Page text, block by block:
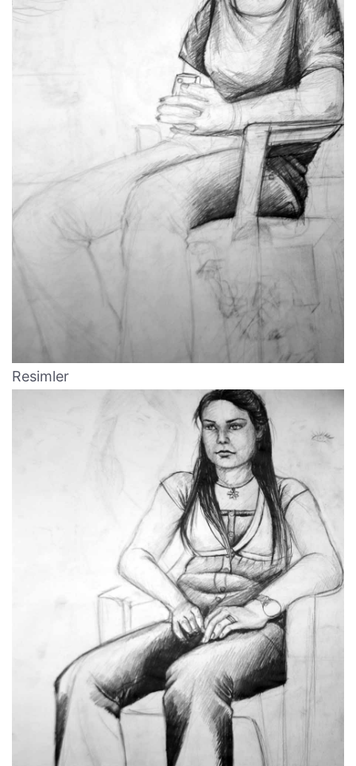
Resimler